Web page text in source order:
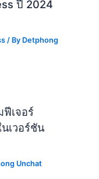
ปี 2024
/ By Detphong
เจอร์
เวอร์ชัน
Unchat